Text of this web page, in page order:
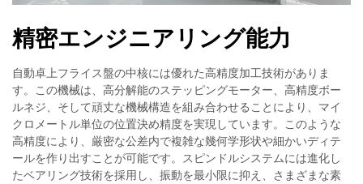
精密エンジニアリング能力
自動卓上フライス盤の中核には優れた高精度加工技術がありま
す。この機械は、高分解能のステッピングモーター、高精度ボー
ルネジ、そして頑丈な機械構造を組み合わせることにより、マイ
クロメートル単位の位置決め精度を実現しています。このような
高精度により、厳密な公差内で複雑な幾何学形状や細かいディテ
ールを作り出すことが可能です。スピンドルシステムには進化し
たベアリング技術を採用し、振動を最小限に抑え、さまざまな素